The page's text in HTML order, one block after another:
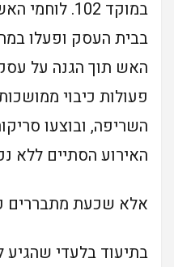
במוקד 102.
בבית העסק ופעלו
האש תוך הגנה על
פעולות כיבוי
השריפה, ובוצעו
האירוע הסתיים ללא
אלא שכעת מתבררים
בתיעוד בלעדי שהגיע